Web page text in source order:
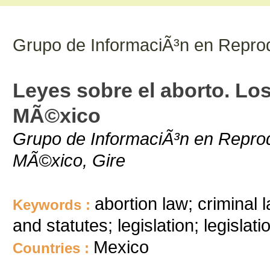
Grupo de InformaciÃ³n en
Leyes sobre el aborto.
MÃ©xico
Grupo de InformaciÃ³n en
MÃ©xico, Gire
Keywords : abortion law; criminal
and statutes; legislation;
Countries : Mexico